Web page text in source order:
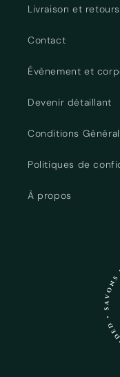
Livraison et retours
Contact
Évènement et
Devenir détaillant
Conditions
Politiques de
À propos